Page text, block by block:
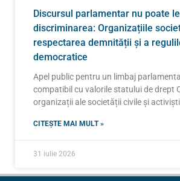
Discursul parlamentar nu poate
discriminarea: Organizațiile
respectarea demnității și a
democratice
Apel public pentru un limbaj
compatibil cu valorile statului de drept
organizații ale societății civile și activiști
CITEȘTE MAI MULT »
31 iulie 2026